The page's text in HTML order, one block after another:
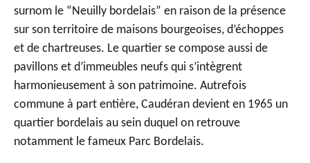
surnom le “Neuilly bordelais” en raison de la présence
sur son territoire de maisons bourgeoises, d’échoppes
et de chartreuses. Le quartier se compose aussi de
pavillons et d’immeubles neufs qui s’intègrent
harmonieusement à son patrimoine. Autrefois
commune à part entière, Caudéran devient en 1965 un
quartier bordelais au sein duquel on retrouve
notamment le fameux Parc Bordelais.